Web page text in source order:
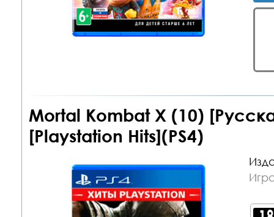
Mortal Kombat X (10)
[Playstation Hits](PS4)